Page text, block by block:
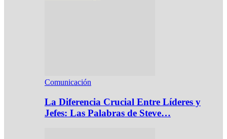
Comunicación
La Diferencia Crucial Entre Líderes y
Jefes: Las Palabras de Steve…